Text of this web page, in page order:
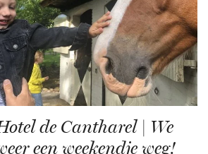
de Cantharel | We
een weekendje weg!